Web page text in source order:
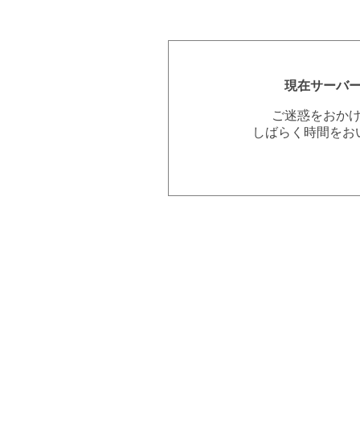
現在サーバ
ご迷惑をおか
しばらく時間を